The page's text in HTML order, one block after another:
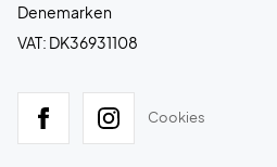
Denemarken
VAT: DK36931108
Cookies